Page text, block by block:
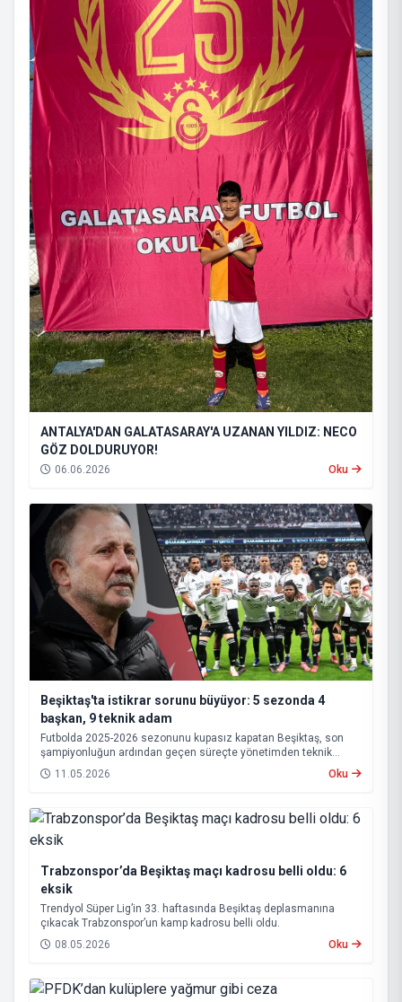
ANTALYA'DAN GALATASARAY'A UZANAN YILDIZ: NECO
GÖZ DOLDURUYOR!
06.06.2026 Oku
Beşiktaş'ta istikrar sorunu büyüyor: 5 sezonda 4
başkan, 9 teknik adam
Futbolda 2025-2026 sezonunu kupasız kapatan Beşiktaş, son
şampiyonluğun ardından geçen süreçte yönetimden teknik
heyete, oyuncu kadrosundan saha sonuçlarına kadar birçok
alanda istikrarsız bir görüntü sergiledi.
11.05.2026 Oku
Trabzonspor’da Beşiktaş maçı kadrosu belli oldu: 6
eksik
Trendyol Süper Lig’in 33. haftasında Beşiktaş deplasmanına
çıkacak Trabzonspor’un kamp kadrosu belli oldu.
08.05.2026
Oku